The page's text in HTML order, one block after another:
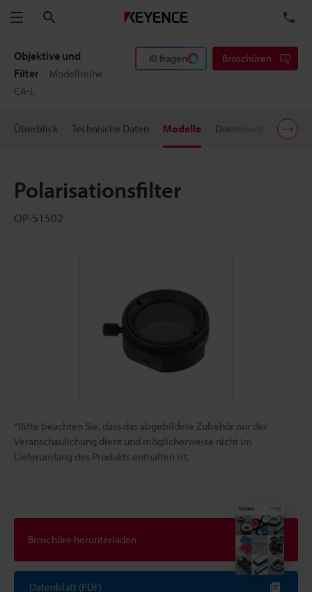
Menü
Objektive und
Filter
Modellreihe
CA-L
KI fragen Broschüren
Überblick Technische Daten Modelle Downloads
Polarisationsfilter
OP-51502
*Bitte beachten Sie, dass das abgebildete Zubehör nur der
Veranschaulichung dient und möglicherweise nicht im
Lieferumfang des Produkts enthalten ist.
Broschüre herunterladen
Datenblatt (PDF)